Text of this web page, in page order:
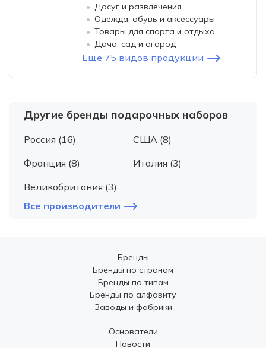
Досуг и развлечения
Одежда, обувь и аксессуары
Товары для спорта и отдыха
Дача, сад и огород
Еще 75 видов продукции
Другие бренды подарочных наборов
Россия (16)
США (8)
Франция (8)
Италия (3)
Великобритания (3)
Все производители
Бренды
Бренды по странам
Бренды по типам
Бренды по алфавиту
Заводы и фабрики
Основатели
Новости